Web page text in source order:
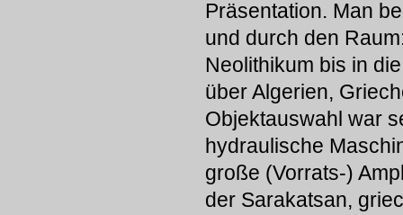
Präsentation. Man
und durch den
Neolithikum bis in
über Algerien,
Objektauswahl war
hydraulische
große (Vorrats-)
der Sarakatsan,